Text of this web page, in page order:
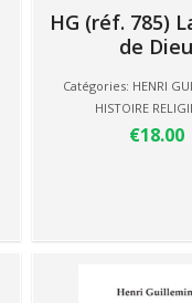
HG (réf. 785)
de Dieu
Catégories: HENRI
HISTOIRE
€18.00